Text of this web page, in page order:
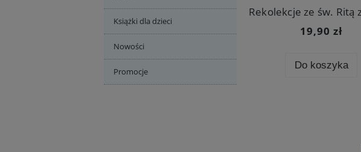
Książki dla dzieci
Nowości
Promocje
19,90 zł
Do koszyka